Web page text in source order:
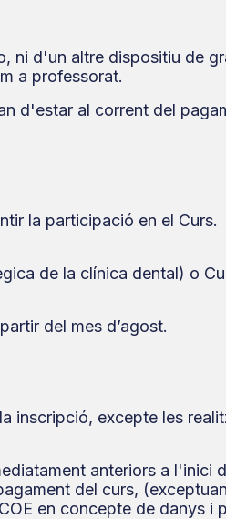
ni d'un altre dispositiu de
a professorat.
d'estar al corrent del
la participació en el Curs.
de la clínica dental) o
del mes d’agost.
inscripció, excepte les
anteriors a
del curs,
en concepte de danys i